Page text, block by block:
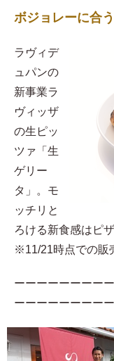
ボジョレーに合
ラヴィデ
ュパンの
新事業ラ
ヴィッザ
の生ピッ
ツァ「生
ゲリー
タ」。モ
ッチリと
ろける新食感はピ
※11/21時点での販
ーーーーーーーー
ーーーーーーーー